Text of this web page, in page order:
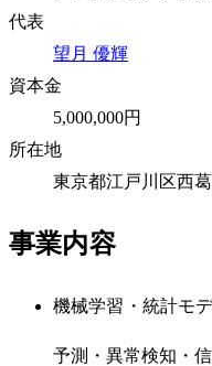
代表
望月 優輝
資本金
5,000,000円
所在地
東京都江戸川区西
事業内容
機械学習・統計モ
予測・異常検知・